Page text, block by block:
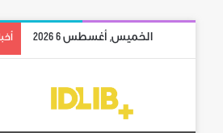
الخميس, أغسطس 6 2026